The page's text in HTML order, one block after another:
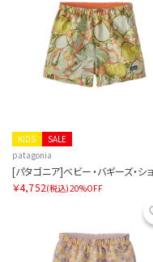
SALE
KIDS
patagonia
[パタゴニア]ベビー・バギーズ・シ
￥4,752(税込)20%OFF